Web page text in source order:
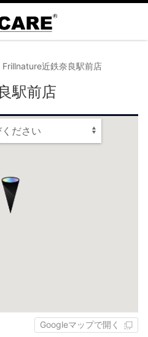
Frillnature近鉄奈良駅前店
駅前店
ださい
Googleマップで開く